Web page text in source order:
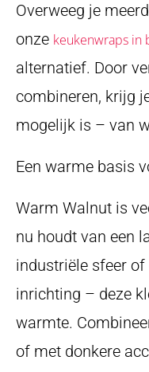
Overweeg je
onze keukenwraps in
alternatief. Door
combineren, krijg
mogelijk is – van
Een warme basis
Warm Walnut is
nu houdt van een
industriële sfeer
inrichting – deze
warmte.
of met donkere